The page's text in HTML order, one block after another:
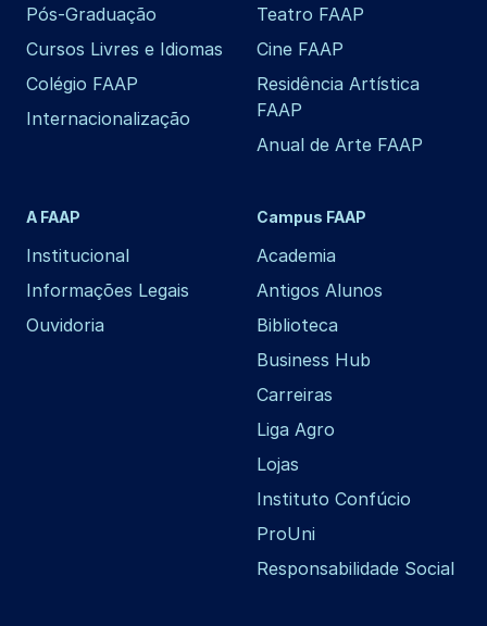
Pós-Graduação
Cursos Livres e Idiomas
Colégio FAAP
Internacionalização
Teatro FAAP
Cine FAAP
Residência Artística
FAAP
Anual de Arte FAAP
A FAAP
Institucional
Informações Legais
Ouvidoria
Campus FAAP
Academia
Antigos Alunos
Biblioteca
Business Hub
Carreiras
Liga Agro
Lojas
Instituto Confúcio
ProUni
Responsabilidade Social